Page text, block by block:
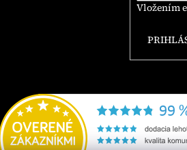
Vložením